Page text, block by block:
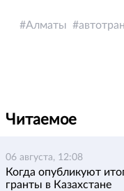
Алматы
Читаемое
06 августа, 12:08
Когда опубликуют
гранты в Казахстане